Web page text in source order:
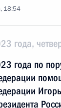
18:54
года,
года по